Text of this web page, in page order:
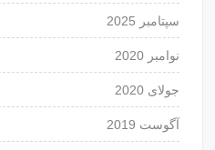
سپتامبر 2025
نوامبر 2020
جولای 2020
آگوست 2019